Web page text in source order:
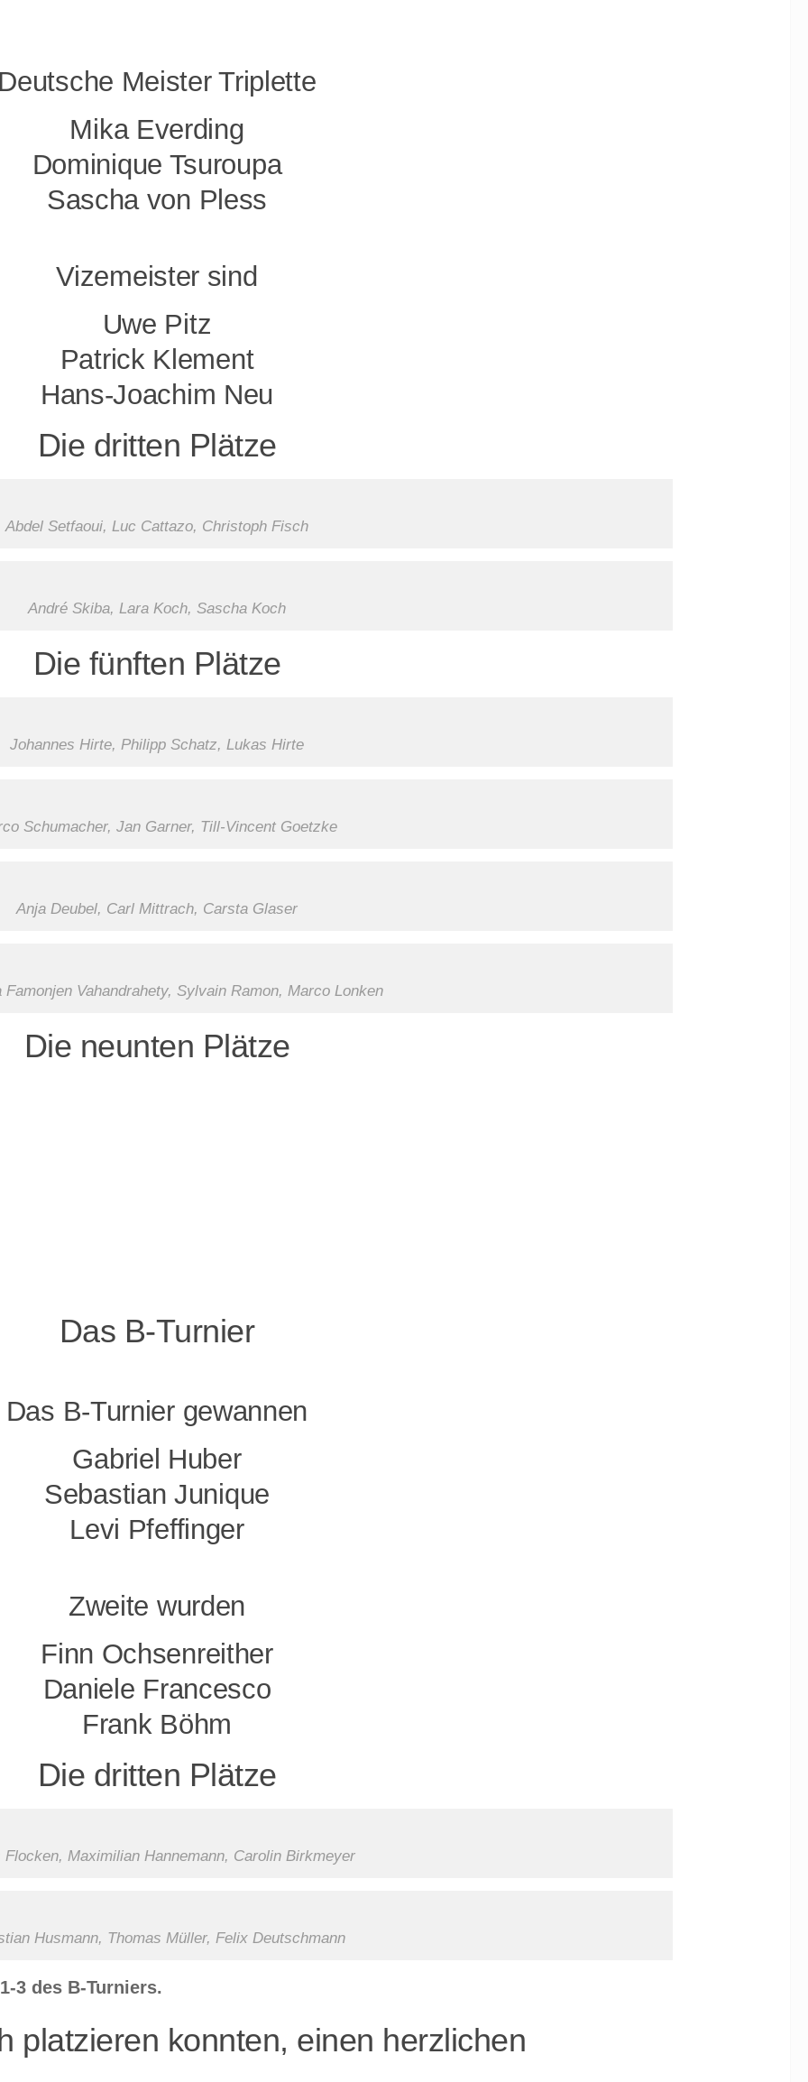
Meister Triplette
Mika Everding
Dominique Tsuroupa
Sascha von Pless
Vizemeister sind
Uwe Pitz
Patrick Klement
Hans-Joachim Neu
Die dritten Plätze
Abdel Setfaoui, Luc Cattazo, Christoph Fisch
André Skiba, Lara Koch, Sascha Koch
Die fünften Plätze
Johannes Hirte, Philipp Schatz, Lukas Hirte
Schumacher, Jan Garner, Till-Vincent Goetzke
Anja Deubel, Carl Mittrach, Carsta Glaser
Famonjen Vahandrahety, Sylvain Ramon, Marco Lonken
Die neunten Plätze
Das B-Turnier
Das B-Turnier gewannen
Gabriel Huber
Sebastian Junique
Levi Pfeffinger
Zweite wurden
Finn Ochsenreither
Daniele Francesco
Frank Böhm
Die dritten Plätze
Flocken, Maximilian Hannemann, Carolin Birkmeyer
Husmann, Thomas Müller, Felix Deutschmann
3 des B-Turniers.
platzieren konnten, einen herzlichen